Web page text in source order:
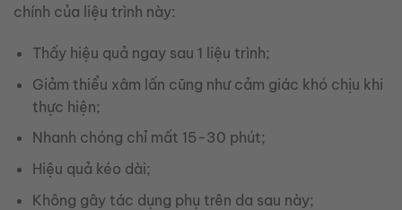
chính của liệu trình này:
Thấy hiệu quả ngay sau 1 liệu trình;
Giảm thiểu xâm lấn cũng như cảm giác khó chịu khi
thực hiện;
Nhanh chóng chỉ mất 15-30 phút;
Hiệu quả kéo dài;
Không gây tác dụng phụ trên da sau này;